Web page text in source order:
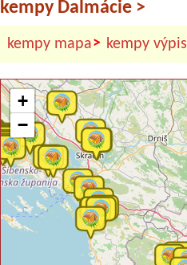
kempy Dalmácie >
kempy mapa> kempy výpis
+
−